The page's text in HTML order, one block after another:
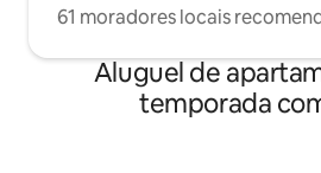
61 moradores locais
Aluguel de
temporada